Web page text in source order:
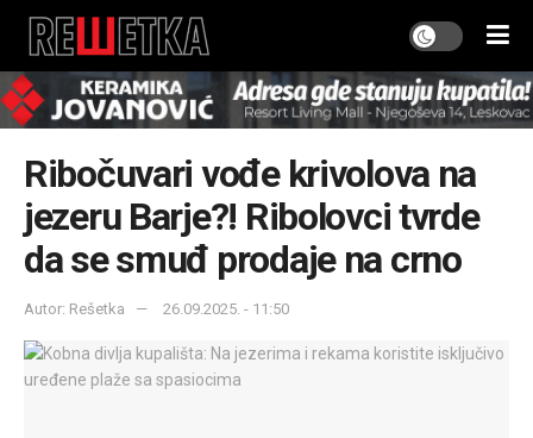
Ribočuvari vođe krivolova na
jezeru Barje?! Ribolovci tvrde
da se smuđ prodaje na crno
Autor: Rešetka 26.09.2025. - 11:50